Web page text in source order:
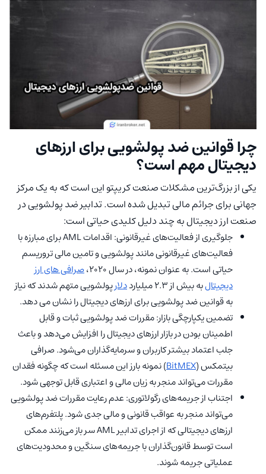
چرا قوانین ضد پولشویی برای ارزهای
دیجیتال مهم است؟
یکی از بزرگ‌ترین مشکلات صنعت کریپتو این است که به یک مرکز
جهانی برای جرائم مالی تبدیل شده است. تدابیر ضد پولشویی در
صنعت ارز دیجیتال به چند دلیل کلیدی حیاتی است:
جلوگیری از فعالیت‌های غیرقانونی: اقدامات AML برای مبارزه با
فعالیت‌های غیرقانونی مانند پولشویی و تامین مالی تروریسم
حیاتی است. به عنوان نمونه، در سال 2020،
صرافی های ارز
دیجیتالبه بیش از 2.3 میلیارد دلارپولشویی متهم شدند که نیاز
به قوانین ضد پولشویی برای ارزهای دیجیتال را نشان می دهد.
تضمین یکپارچگی بازار: مقررات ضد پولشویی ثبات و قابل
اطمینان بودن در بازار ارزهای دیجیتال را افزایش می‌دهد و باعث
جلب اعتماد بیشتر کاربران و سرمایه‌گذاران می‌شود. صرافی
بیتمکس (BitMEX) نمونه بارز این مسئله است که چگونه فقدان
مقررات می‌تواند منجر به زیان مالی و اعتباری قابل توجهی شود.
اجتناب از جریمه‌های رگولاتوری: عدم رعایت مقررات ضد پولشویی
می‌تواند منجر به عواقب قانونی و مالی جدی شود. پلتفرم‌های
ارزهای دیجیتالی که از اجرای تدابیر AML سر باز می‌زنند ممکن
است توسط قانون‌گذاران با جریمه‌های سنگین و محدودیت‌های
عملیاتی جریمه شوند.